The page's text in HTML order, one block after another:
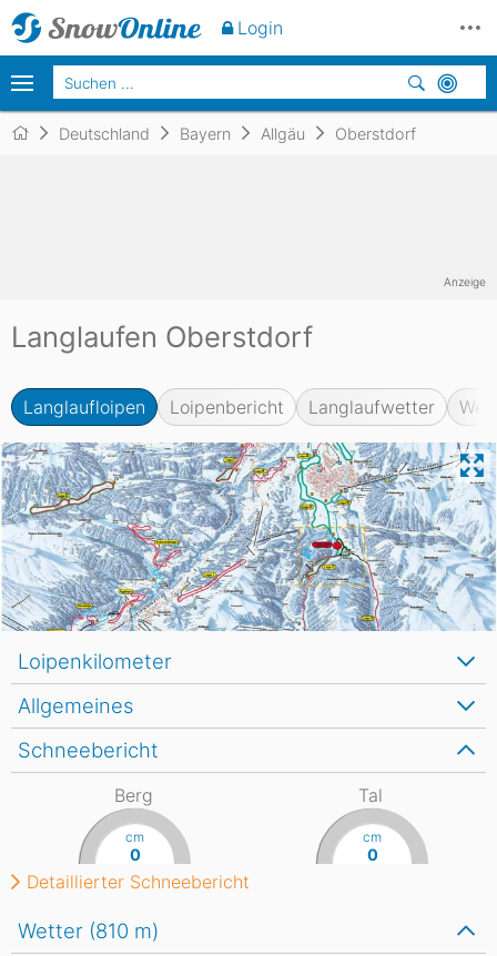
Deutschland Bayern Allgäu Oberstdorf
Langlaufen Oberstdorf
Langlaufloipen Loipenbericht Langlaufwetter
Anzeige
Schneebericht
Berg
cm
0
Tal
cm
0
Detaillierter Schneebericht
Wetter (810 m)
Allgemeines
Loipenkilometer
Login